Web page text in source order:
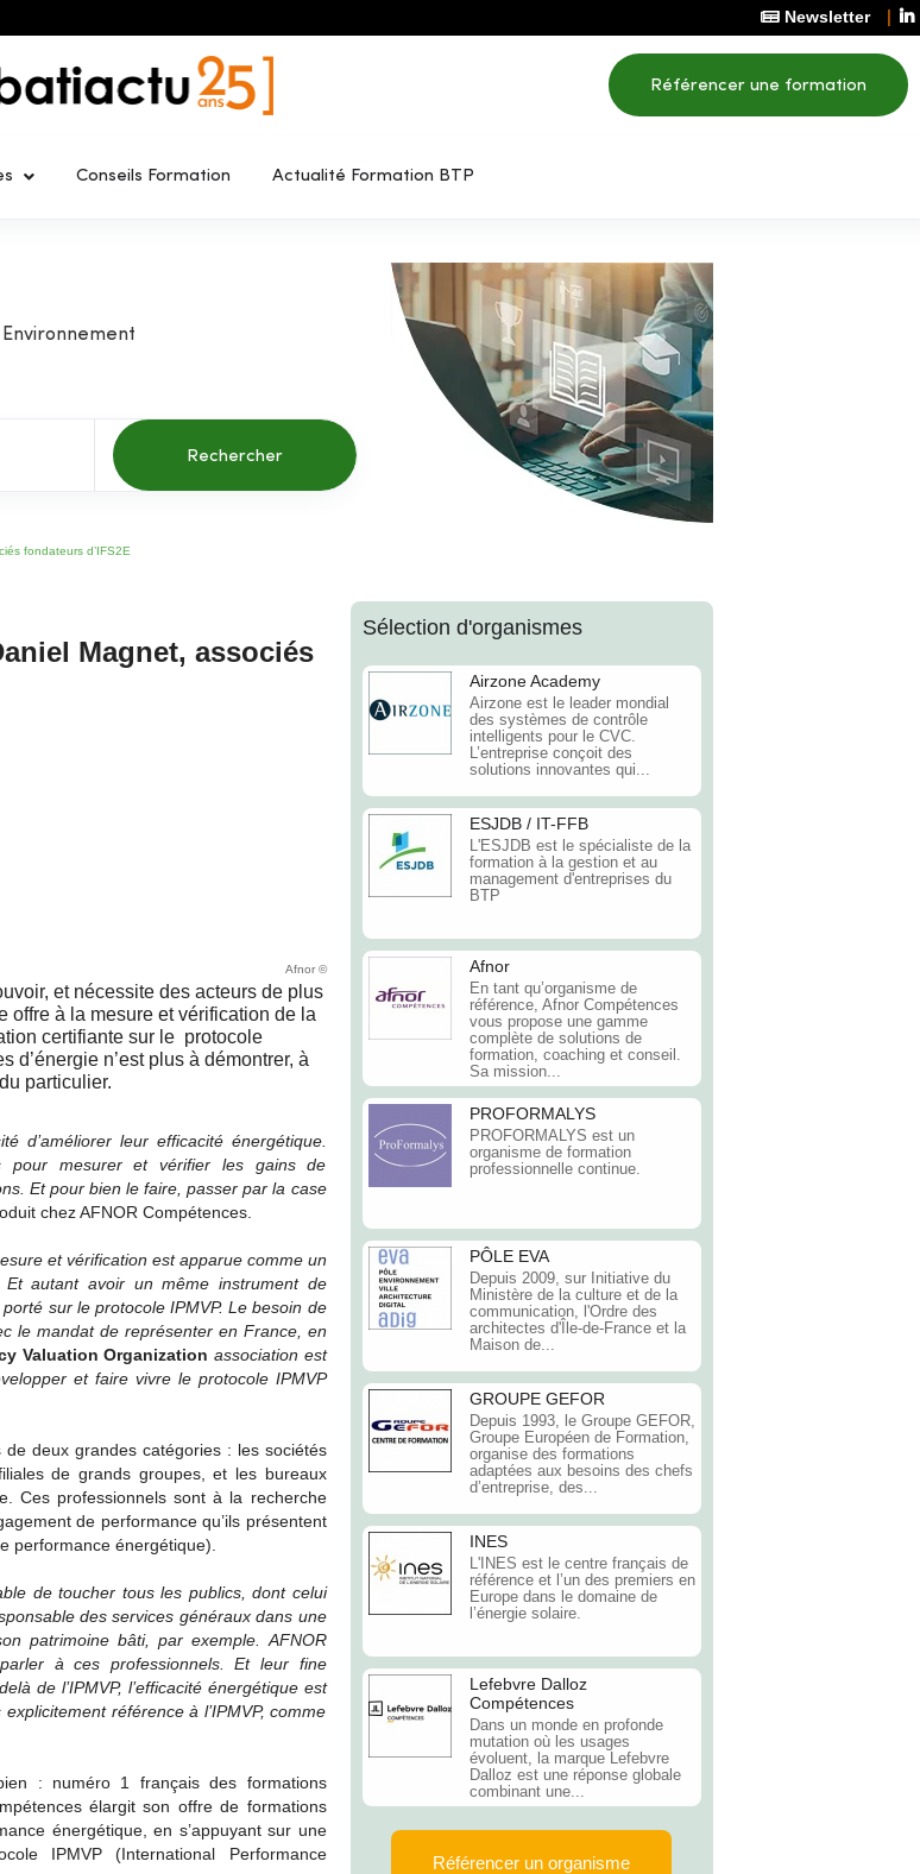
Newsletter
Référencer une formation
Conseils Formation Actualité Formation BTP
Rechercher
fondateurs d’IFS2E
Magnet, associés
Afnor ©
et nécessite des acteurs de plus
à la mesure et vérification de la
certifiante sur le protocole
d’énergie n’est plus à démontrer, à
particulier.
d’améliorer leur efficacité énergétique.
pour mesurer et vérifier les gains de
Et pour bien le faire, passer par la case
chez AFNOR Compétences.
et vérification est apparue comme un
autant avoir un même instrument de
sur le protocole IPMVP. Le besoin de
le mandat de représenter en France, en
Valuation Organization association est
et faire vivre le protocole IPMVP
deux grandes catégories : les sociétés
de grands groupes, et les bureaux
Ces professionnels sont à la recherche
de performance qu’ils présentent
performance énergétique).
de toucher tous les publics, dont celui
des services généraux dans une
patrimoine bâti, par exemple. AFNOR
à ces professionnels. Et leur fine
de l’IPMVP, l’efficacité énergétique est
référence à l’IPMVP, comme
: numéro 1 français des formations
élargit son offre de formations
énergétique, en s’appuyant sur une
IPMVP (International Performance
Sélection d'organismes
Airzone Academy
Airzone est le leader mondial
des systèmes de contrôle
intelligents pour le CVC.
L’entreprise conçoit des
solutions innovantes qui...
ESJDB / IT-FFB
L'ESJDB est le spécialiste de la
formation à la gestion et au
management d'entreprises du
BTP
Afnor
En tant qu’organisme de
référence, Afnor Compétences
vous propose une gamme
complète de solutions de
formation, coaching et conseil.
Sa mission...
PROFORMALYS
PROFORMALYS est un
organisme de formation
professionnelle continue.
PÔLE EVA
Depuis 2009, sur Initiative du
Ministère de la culture et de la
communication, l'Ordre des
architectes d'Île-de-France et la
Maison de...
GROUPE GEFOR
Depuis 1993, le Groupe GEFOR,
Groupe Européen de Formation,
organise des formations
adaptées aux besoins des chefs
d’entreprise, des...
INES
L'INES est le centre français de
référence et l’un des premiers en
Europe dans le domaine de
l’énergie solaire.
Lefebvre Dalloz
Compétences
Dans un monde en profonde
mutation où les usages
évoluent, la marque Lefebvre
Dalloz est une réponse globale
combinant une...
Référencer un organisme